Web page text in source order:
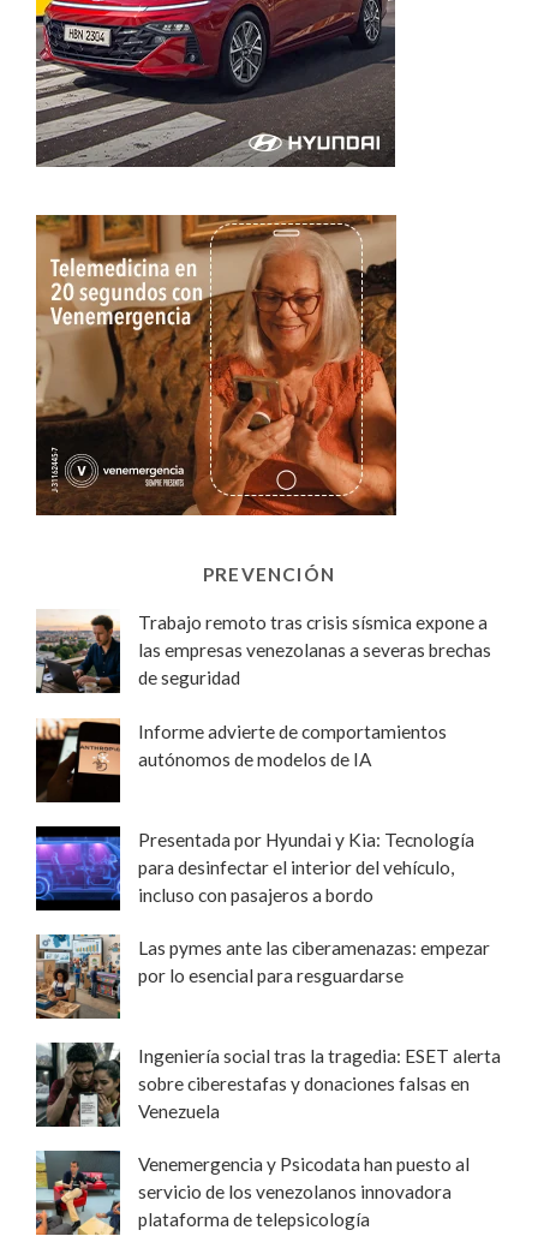
PREVENCIÓN
Trabajo remoto tras crisis sísmica expone a
las empresas venezolanas a severas brechas
de seguridad
Informe advierte de comportamientos
autónomos de modelos de IA
Presentada por Hyundai y Kia: Tecnología
para desinfectar el interior del vehículo,
incluso con pasajeros a bordo
Las pymes ante las ciberamenazas: empezar
por lo esencial para resguardarse
Ingeniería social tras la tragedia: ESET alerta
sobre ciberestafas y donaciones falsas en
Venezuela
Venemergencia y Psicodata han puesto al
servicio de los venezolanos innovadora
plataforma de telepsicología